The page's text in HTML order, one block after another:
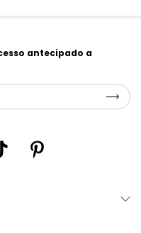
antecipado a